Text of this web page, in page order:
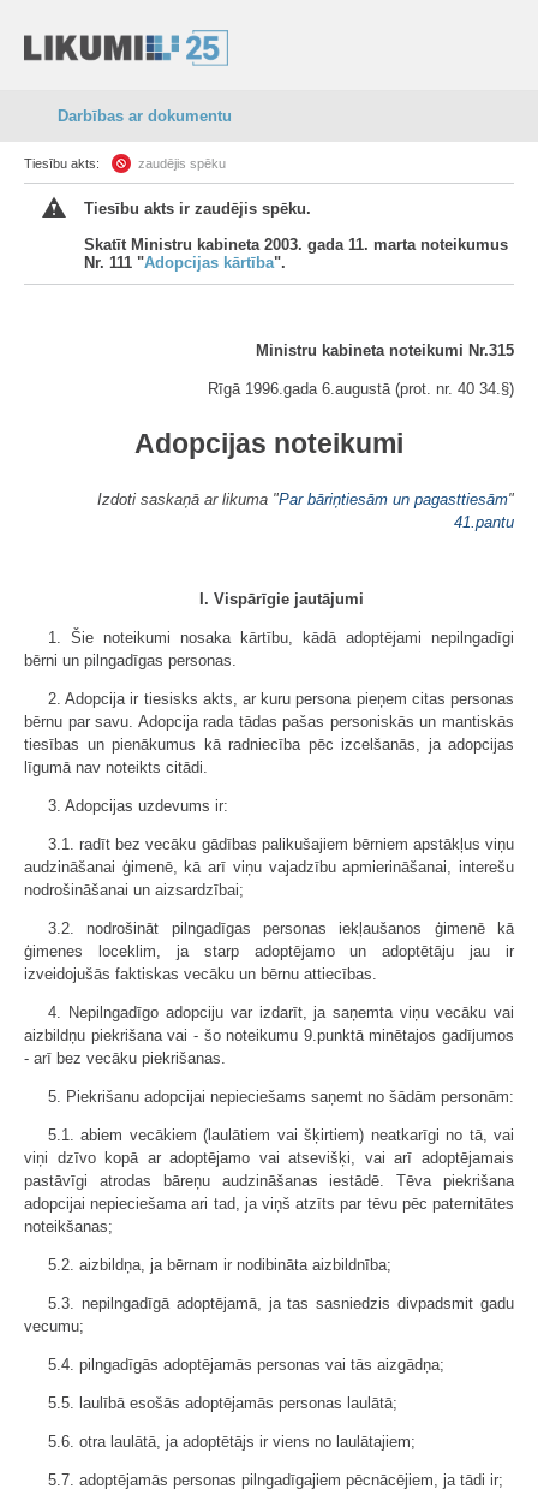
Darbības ar dokumentu
Tiesību akts: zaudējis spēku
Tiesību akts ir zaudējis spēku.
Skatīt Ministru kabineta 2003. gada 11. marta noteikumus
Nr. 111 "Adopcijas kārtība".
Ministru kabineta noteikumi Nr.315
Rīgā 1996.gada 6.augustā (prot. nr. 40 34.§)
Adopcijas noteikumi
Izdoti saskaņā ar likuma "Par bāriņtiesām un pagasttiesām"
41.pantu
I. Vispārīgie jautājumi
1. Šie noteikumi nosaka kārtību, kādā adoptējami nepilngadīgi
bērni un pilngadīgas personas.
2. Adopcija ir tiesisks akts, ar kuru persona pieņem citas personas
bērnu par savu. Adopcija rada tādas pašas personiskās un mantiskās
tiesības un pienākumus kā radniecība pēc izcelšanās, ja adopcijas
līgumā nav noteikts citādi.
3. Adopcijas uzdevums ir:
3.1. radīt bez vecāku gādības palikušajiem bērniem apstākļus viņu
audzināšanai ģimenē, kā arī viņu vajadzību apmierināšanai, interešu
nodrošināšanai un aizsardzībai;
3.2. nodrošināt pilngadīgas personas iekļaušanos ģimenē kā
ģimenes loceklim, ja starp adoptējamo un adoptētāju jau ir
izveidojušās faktiskas vecāku un bērnu attiecības.
4. Nepilngadīgo adopciju var izdarīt, ja saņemta viņu vecāku vai
aizbildņu piekrišana vai - šo noteikumu 9.punktā minētajos gadījumos
- arī bez vecāku piekrišanas.
5. Piekrišanu adopcijai nepieciešams saņemt no šādām personām:
5.1. abiem vecākiem (laulātiem vai šķirtiem) neatkarīgi no tā, vai
viņi dzīvo kopā ar adoptējamo vai atsevišķi, vai arī adoptējamais
pastāvīgi atrodas bāreņu audzināšanas iestādē. Tēva piekrišana
adopcijai nepieciešama ari tad, ja viņš atzīts par tēvu pēc paternitātes
noteikšanas;
5.2. aizbildņa, ja bērnam ir nodibināta aizbildnība;
5.3. nepilngadīgā adoptējamā, ja tas sasniedzis divpadsmit gadu
vecumu;
5.4. pilngadīgās adoptējamās personas vai tās aizgādņa;
5.5. laulībā esošās adoptējamās personas laulātā;
5.6. otra laulātā, ja adoptētājs ir viens no laulātajiem;
5.7. adoptējamās personas pilngadīgajiem pēcnācējiem, ja tādi ir;